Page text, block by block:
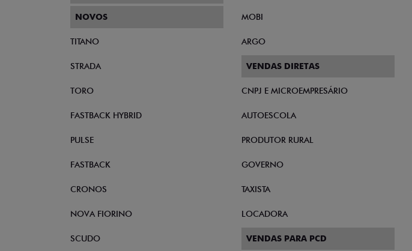
NOVOS
TITANO
STRADA
TORO
FASTBACK HYBRID
PULSE
FASTBACK
CRONOS
NOVA FIORINO
SCUDO
MOBI
ARGO
VENDAS DIRETAS
CNPJ E MICROEMPRESÁRIO
AUTOESCOLA
PRODUTOR RURAL
GOVERNO
TAXISTA
LOCADORA
VENDAS PARA PCD